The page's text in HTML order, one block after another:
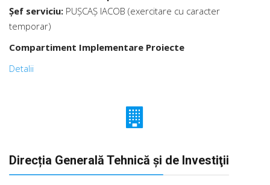
Șef serviciu: PUŞCAŞ IACOB (exercitare cu caracter
temporar)
Compartiment Implementare Proiecte
Detalii
Direcția Generală Tehnică şi de Investiţii